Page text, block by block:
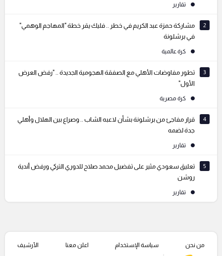
تقارير
2
مشاركة حمزة عبد الكريم في خطر .. فليك يقر خطة "المهاجم الوهمي"
في برشلونة
كرة عالمية
3
تطور مفاوضات الأهلي مع الصفقة الهجومية الجديدة .. "رفض العرض
الأول"
كرة مصرية
4
قرار مفاجئ من برشلونة بشأن لاعبه الشاب .. وصراع بين الهلال وأهلي
جدة لضمه
تقارير
5
تعليق سعودي مثير على تفضيل محمد صلاح للدوري التركي ورفض أندية
روشن
تقارير
من نحن سياسة الإستخدام اعلن معنا الأرشيف